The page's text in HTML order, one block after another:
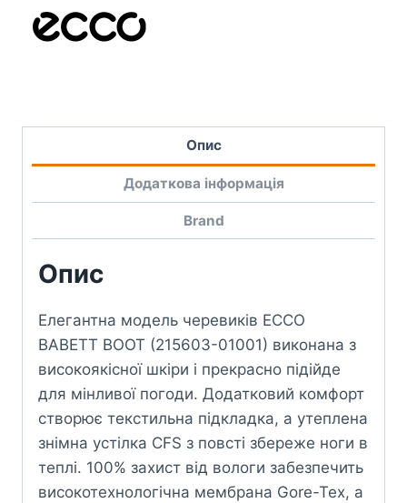
Опис
Додаткова інформація
Brand
Опис
Елегантна модель черевиків ECCO
BABETT BOOT (215603-01001) виконана з
високоякісної шкіри і прекрасно підійде
для мінливої ​​погоди. Додатковий комфорт
створює текстильна підкладка, а утеплена
знімна устілка CFS з повсті збереже ноги в
теплі. 100% захист від вологи забезпечить
високотехнологічна мембрана Gore-Tex, а